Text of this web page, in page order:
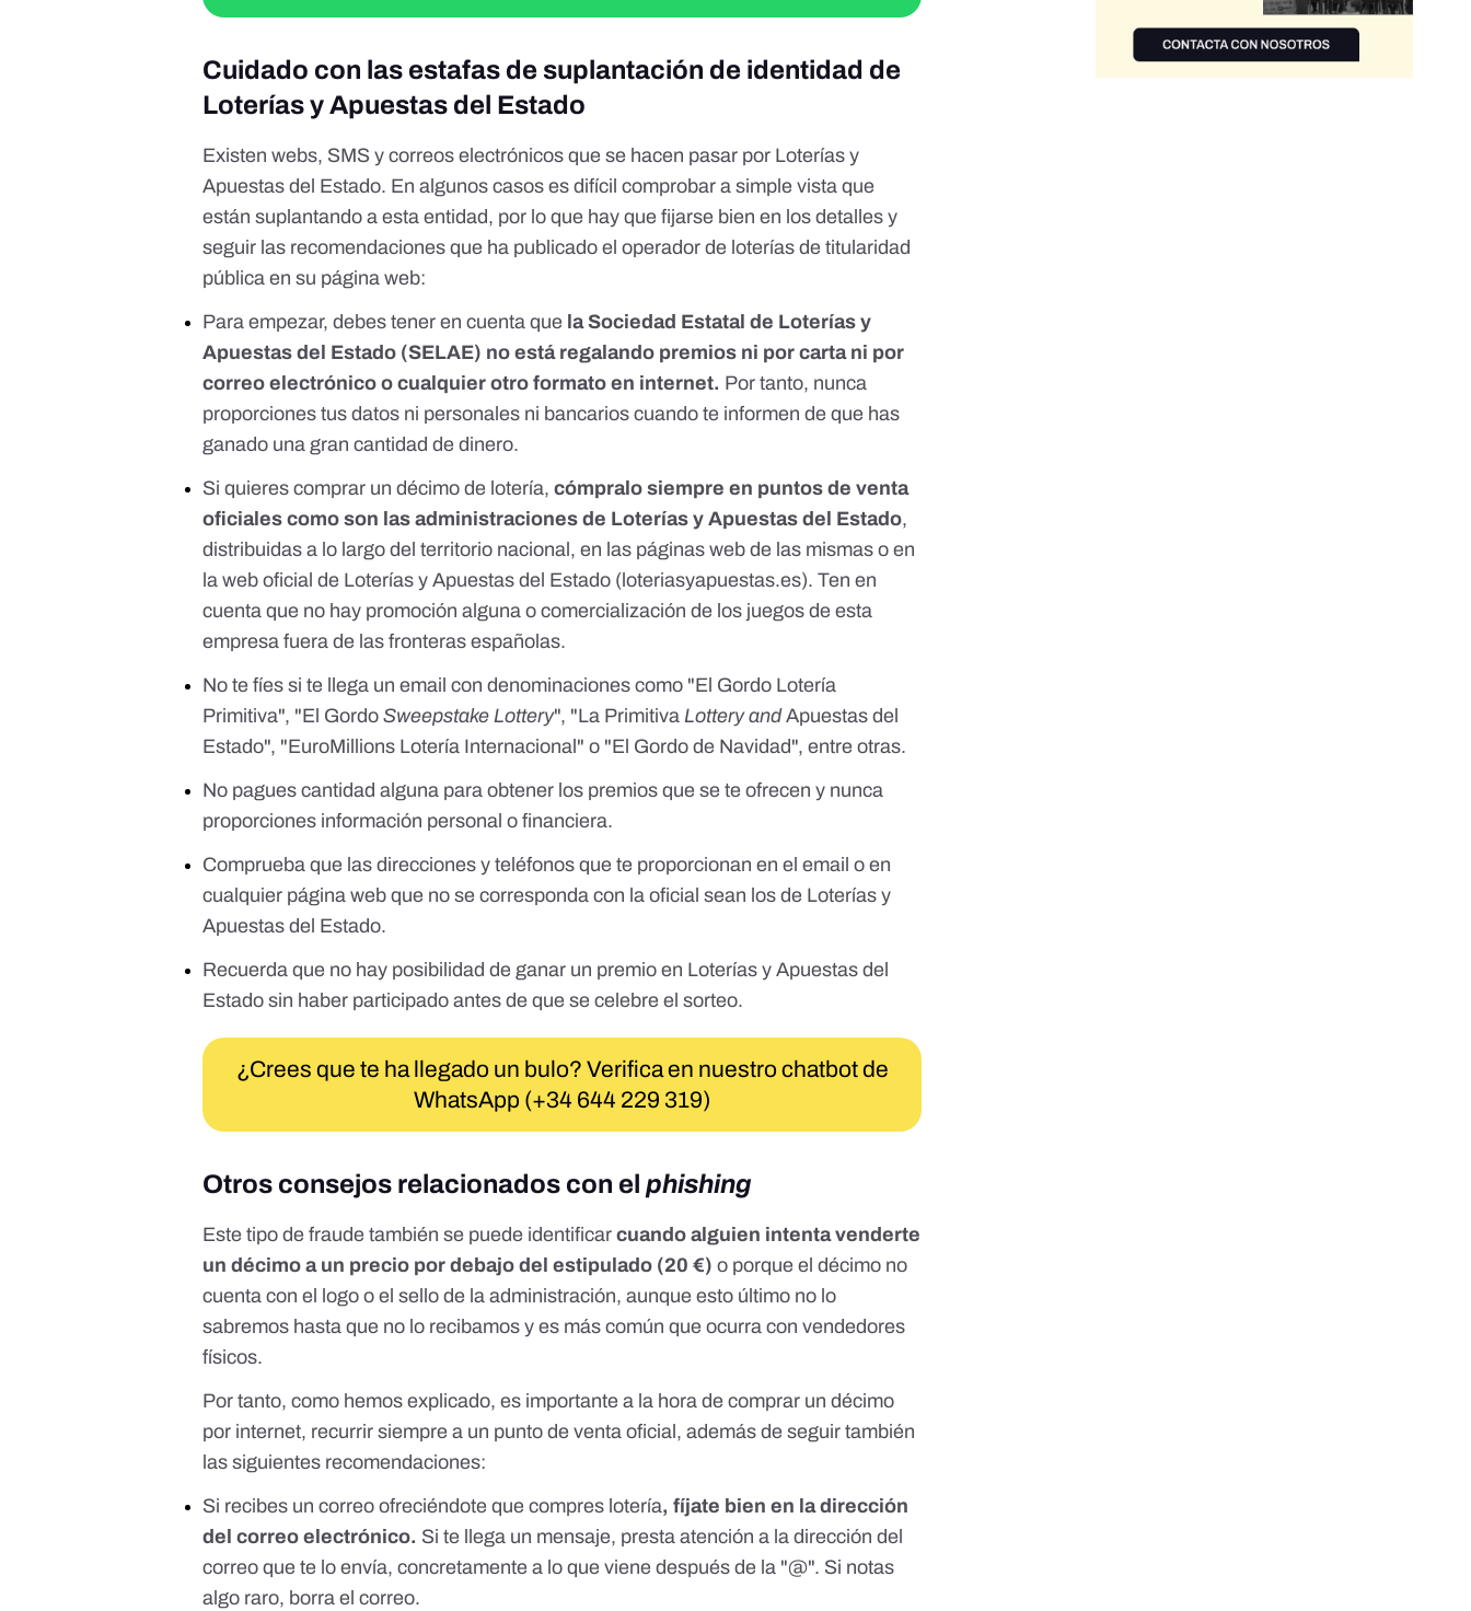
Cuidado con las estafas de suplantación de identidad de
Loterías y Apuestas del Estado
Existen webs, SMS y correos electrónicos que se hacen pasar por Loterías y
Apuestas del Estado. En algunos casos es difícil comprobar a simple vista que
están suplantando a esta entidad, por lo que hay que fijarse bien en los detalles y
seguir las recomendaciones que ha publicado el operador de loterías de titularidad
públicaen su página web:
Para empezar, debes tener en cuenta que la Sociedad Estatal de Loterías y
Apuestas del Estado (SELAE) no está regalando premios ni por carta ni por
correo electrónico o cualquier otro formato en internet. Por tanto, nunca
proporciones tus datos ni personales ni bancarios cuando te informen de que has
ganado una gran cantidad de dinero.
Si quieres comprar un décimo de lotería,cómpralo siempre en puntos de venta
oficiales como son las administraciones de Loterías y Apuestas del Estado,
distribuidas a lo largo del territorio nacional, en las páginas web de las mismas o en
la web oficial de Loterías y Apuestas del Estado ( loteriasyapuestas.es). Ten en
cuenta que no hay promoción alguna o comercialización de los juegos de esta
empresa fuera de las fronteras españolas.
No te fíes si te llega un email con denominaciones como "El Gordo Lotería
Primitiva", "El GordoSweepstake Lottery", "La PrimitivaLottery andApuestas del
Estado", "EuroMillions Lotería Internacional" o "El Gordo de Navidad", entre otras.
No pagues cantidad alguna para obtener los premios que se te ofrecen y nunca
proporciones información personal o financiera.
Comprueba que las direcciones y teléfonos que te proporcionan en el email o en
cualquier página web que no se corresponda con la oficial sean los de Loterías y
Apuestas del Estado.
Recuerda que no hay posibilidad de ganar un premio en Loterías y Apuestas del
Estado sin haber participado antes de que se celebre el sorteo.
¿Crees que te ha llegado un bulo? Verifica en nuestro chatbot de
WhatsApp (+34 644 229 319)
Otros consejos relacionados con elphishing
Este tipo de fraude también se puede identificar cuando alguien intenta venderte
un décimo a un precio por debajo del estipulado (20 €) o porque el décimo no
cuenta con el logo o el sello de la administración, aunque esto último no lo
sabremos hasta que no lo recibamos y es más común que ocurra con vendedores
físicos.
Por tanto, como hemos explicado, es importante a la hora de comprar un décimo
por internet, recurrir siempre a un punto de venta oficial, además de seguir también
las siguientes recomendaciones:
Si recibes un correo ofreciéndote que compres lotería, fíjate bien en la dirección
del correo electrónico. Si te llega un mensaje, presta atención a la dirección del
correo que te lo envía, concretamente a lo que viene después de la "@". Si notas
algo raro, borra el correo.